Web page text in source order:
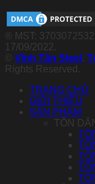
® MST:
17/09/2022.
© Vĩnh Tân Steel .
Rights Reserved.
TRANG CHỦ
GIỚI THIỆU
SẢN PHẨM
TÔN